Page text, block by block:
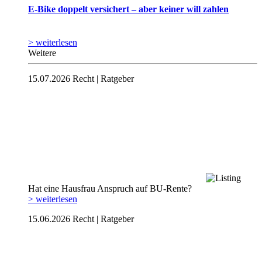
E-Bike doppelt versichert – aber keiner will zahlen
> weiterlesen
Weitere
15.07.2026 Recht | Ratgeber
Hat eine Hausfrau Anspruch auf BU-Rente?
> weiterlesen
15.06.2026 Recht | Ratgeber